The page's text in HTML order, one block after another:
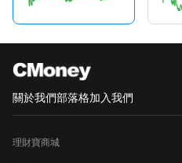
關於我們部落格加入我們
理財寶商城